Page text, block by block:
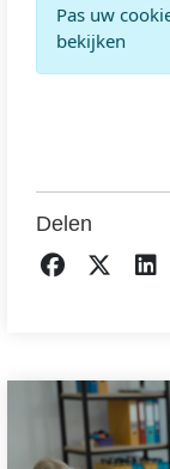
Pas uw
bekijken
Delen
DELEN